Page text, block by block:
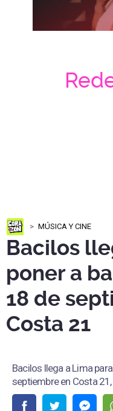
MÚSICA Y CINE
Bacilos
poner a
18 de
Costa 21
Bacilos llega a Lima
septiembre en Costa